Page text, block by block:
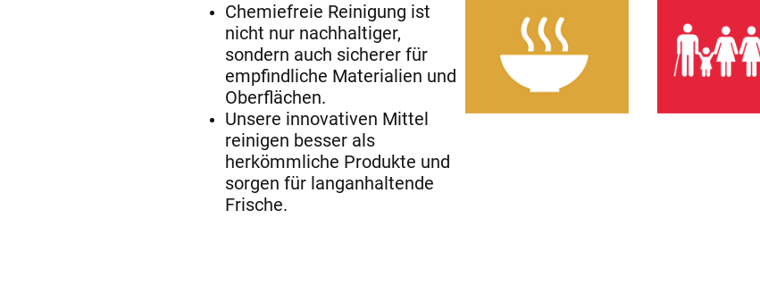
Chemiefreie Reinigung ist
nicht nur nachhaltiger,
sondern auch sicherer für
empfindliche Materialien und
Oberflächen.
Unsere innovativen Mittel
reinigen besser als
herkömmliche Produkte und
sorgen für langanhaltende
Frische.